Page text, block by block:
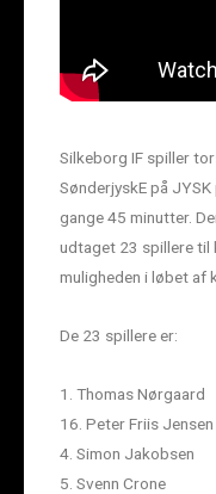
Silkeborg IF spiller
SønderjyskE på
gange 45 minutter.
udtaget 23 spillere til
muligheden i løbet af
De 23 spillere er:
1. Thomas Nørgaard
16. Peter Friis Jensen
4. Simon Jakobsen
5. Svenn Crone